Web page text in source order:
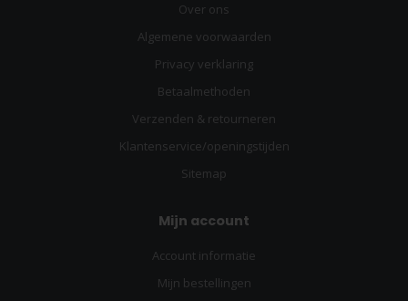
Over ons
Algemene voorwaarden
Privacy verklaring
Betaalmethoden
Verzenden & retourneren
Klantenservice/openingstijden
Sitemap
Mijn account
Account informatie
Mijn bestellingen